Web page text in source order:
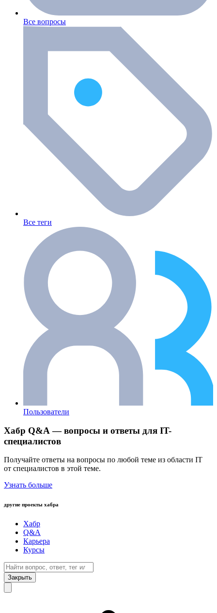
Все вопросы
Все теги
Пользователи
Хабр Q&A — вопросы и ответы для IT-
специалистов
Получайте ответы на вопросы по любой теме из области IT
от специалистов в этой теме.
Узнать больше
другие проекты хабра
Хабр
Q&A
Карьера
Курсы
Закрыть